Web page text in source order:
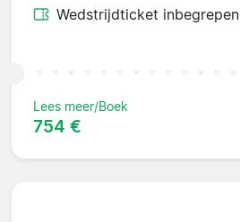
Wedstrijdticket inbegrepen
Lees meer/Boek
754 €